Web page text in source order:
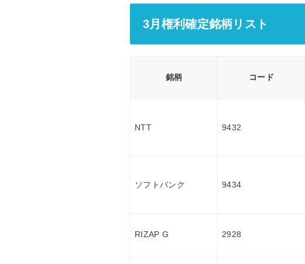
3月権利確定銘柄リスト
銘柄 コード
NTT 9432
ソフトバンク 9434
RIZAP G 2928